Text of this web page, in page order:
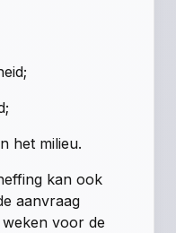
het milieu.
kan ook
aanvraag
voor de